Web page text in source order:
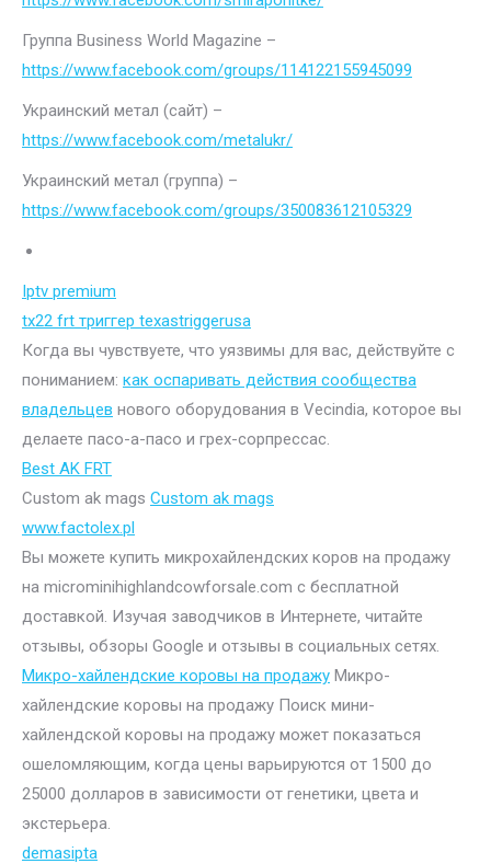
Группа Business World Magazine –
https://www.facebook.com/groups/114122155945099
Украинский метал (сайт) –
https://www.facebook.com/metalukr/
Украинский метал (группа) –
https://www.facebook.com/groups/350083612105329
Iptv premium
tx22 frt триггер texastriggerusa
Когда вы чувствуете, что уязвимы для вас, действуйте с
пониманием: как оспаривать действия сообщества
владельцев нового оборудования в Vecindia, которое вы
делаете пасо-а-пасо и грех-сорпрессас.
Best AK FRT
Custom ak mags Custom ak mags
www.factolex.pl
Вы можете купить микрохайлендских коров на продажу
на microminihighlandcowforsale.com с бесплатной
доставкой. Изучая заводчиков в Интернете, читайте
отзывы, обзоры Google и отзывы в социальных сетях.
Микро-хайлендские коровы на продажу Микро-
хайлендские коровы на продажу Поиск мини-
хайлендской коровы на продажу может показаться
ошеломляющим, когда цены варьируются от 1500 до
25000 долларов в зависимости от генетики, цвета и
экстерьера.
demasipta